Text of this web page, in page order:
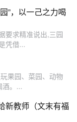
”，以一己之力喝
要求精准说出,三园
凭借...
果园、菜园、动物
酒。...
新教师（文末有福